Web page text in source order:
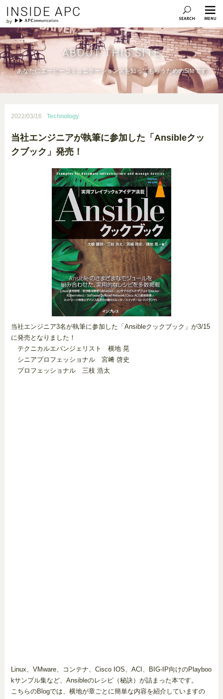
INSIDE APC
ABOUT THIS SITE
あなたにエーピーコミュニケーションズを知ってもらうためのSiteです
2022/03/16 Technology
当社エンジニアが執筆に参加した「Ansibleクッ
クブック」発売！
当社エンジニア3名が執筆に参加した「Ansibleクックブック」が3/15
に発売となりました！
テクニカルエバンジェリスト 横地 晃
シニアプロフェッショナル 宮﨑 啓史
プロフェッショナル 三枝 浩太
Linux、VMware、コンテナ、Cisco IOS、ACI、BIG-IP向けのPlayboo
kサンプル集など、Ansibleのレシピ（秘訣）が詰まった本です。
こちらのBlogでは、横地が章ごとに簡単な内容を紹介していますの